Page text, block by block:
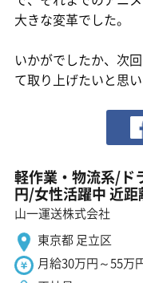
大きな変革でした。
いかがでしたか、次
て取り上げたいと思い
軽作業・物流系/ド
円/女性活躍中 近
山一運送株式会社
東京都 足立区
月給30万円～55万